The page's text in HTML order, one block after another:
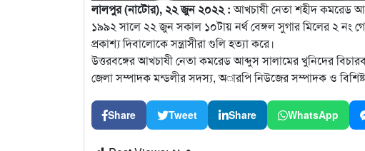
লালপুর (নাটোর), ২২ জুন ২০২২ :আখচাষী নেতা শহীদ কমরেড
১৯৯২ সালে ২২ জুন সকাল ১০টায় নর্থ বেঙ্গল সুগার মিলের ২ নং
প্রকাশ্য দিবালোকে সন্ত্রাসীরা গুলি হত্যা করে।
উত্তরবঙ্গের আখচাষী নেতা কমরেড আব্দুস সালামের খুনিদের
জেলা সম্পাদক মন্ডলীর সদস্য, অারপি নিউজের সম্পাদক ও
Share Tweet Share WhatsApp